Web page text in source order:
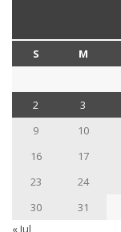
S M
2
3
9
10
16
17
23
24
30
31
« Jul